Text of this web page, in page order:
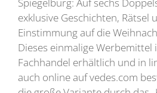
exklusive Geschichten, Rätsel
Einstimmung auf die
Dieses einmalige Werbemittel
Fachhandel erhältlich und in
auch online auf vedes.com